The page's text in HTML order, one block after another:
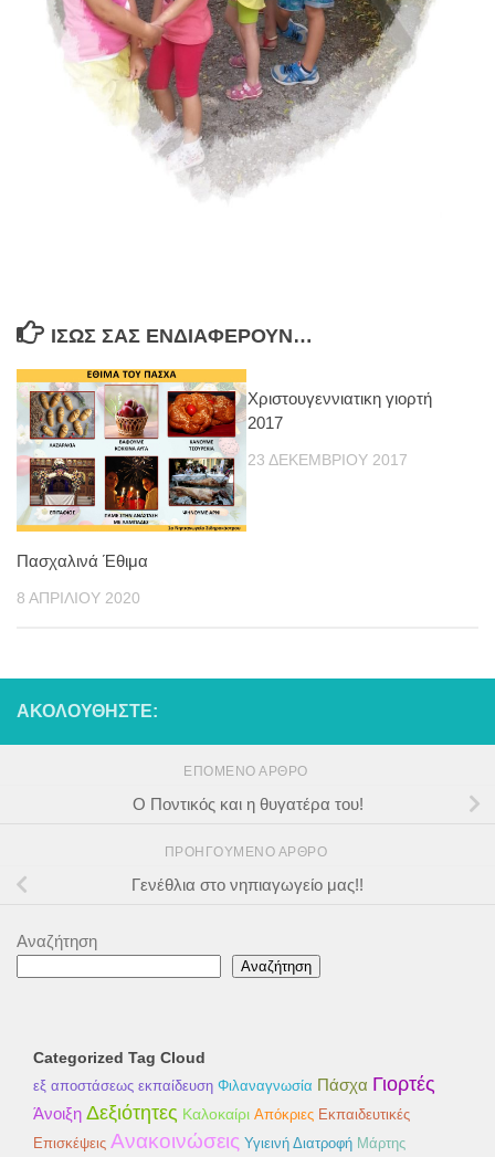
ΊΣΩΣ ΣΑΣ ΕΝΔΙΑΦΈΡΟΥΝ…
Πασχαλινά Έθιμα
8 ΑΠΡΙΛΊΟΥ 2020
Χριστουγεννιατικη γιορτή
2017
23 ΔΕΚΕΜΒΡΊΟΥ 2017
ΑΚΟΛΟΥΘΉΣΤΕ:
ΕΠΌΜΕΝΟ ΆΡΘΡΟ
Ο Ποντικός και η θυγατέρα του!
ΠΡΟΗΓΟΎΜΕΝΟ ΆΡΘΡΟ
Γενέθλια στο νηπιαγωγείο μας!!
Αναζήτηση
Αναζήτηση
Categorized Tag Cloud
εξ αποστάσεως εκπαίδευση Φιλαναγνωσία Πάσχα Γιορτές
Άνοιξη Δεξιότητες Καλοκαίρι Απόκριες Εκπαιδευτικές
Επισκέψεις Ανακοινώσεις Υγιεινή Διατροφή Μάρτης